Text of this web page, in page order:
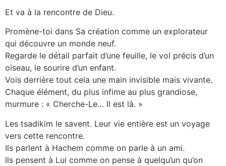
Et va à la rencontre de Dieu.
Promène-toi dans Sa création comme un explorateur
qui découvre un monde neuf.
Regarde le détail parfait d’une feuille, le vol précis d’un
oiseau, le sourire d’un enfant.
Vois derrière tout cela une main invisible mais vivante.
Chaque élément, du plus infime au plus grandiose,
murmure : « Cherche-Le… Il est là. »
Les tsadikim le savent. Leur vie entière est un voyage
vers cette rencontre.
Ils parlent à Hachem comme on parle à un ami.
Ils pensent à Lui comme on pense à quelqu’un qu’on